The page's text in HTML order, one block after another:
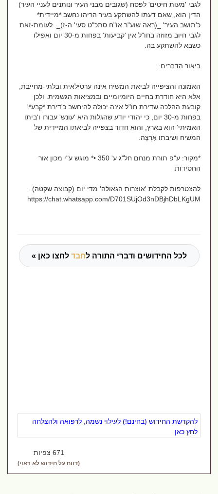
לגבי 'מעות חיטים' לפסח (שגובים מבני העיר ונותנים לעניי העיר)
הדין הוא, שאם דעתו להשתקע בעיר הריהו נחשב *מיידית*
כ'תושב העיר' _(ראה שוע"ר או"ח סתכ"ט סעי' ה-ז)_. לעומת-זאת
לגבי חיוב מזוזה בחו"ל אין 'קביעות' בפחות מ-30 יום ואפילו
כשבא להשתקע בה.
ביאור הדברים:
האמונה והציפייה לביאת המשיח אינה ערטילאית ובלתי-מחייבת,
אלא היא חודרת בחיים היומיומיים ובמציאות הגשמית. ולכן
קובעת ההלכה שדירת חו"ל אינה יכולה להיחשב כ'דירת *קבע*'
בפחות מ-30 יום, כי יהודי יודע שהגלות היא 'עונש' עבורו ו'ביתו
האמיתי' הוא בארץ, והוא חדור בצפייה לביאתו המיידית של
המשיח ושיבתו אַרְצָה.
*מקור: ע"פ תורת מנחם חל"ג ע' 350 •* מוגש ע"י מכון אור
החסידות
להצטרפות לקבלת 'אוצרות הגאולה' מדי יום (קבוצה שקטה):
https://chat.whatsapp.com/D701SUjOd3nDBjhDbLKgUM
לכל החידושים ודברי התורה לחבדלחצו כאן »
להקדשת החידוש (בחינם!) לעילוי נשמה, לרפואה ולהצלחה
לחץ כאן
671 צפיות
(דווח על חידוש לא ראוי)